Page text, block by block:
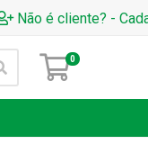
Não é cliente? -
0